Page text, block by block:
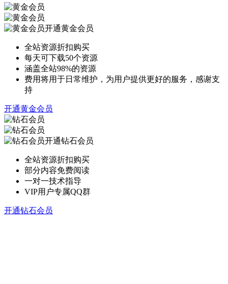
开通黄金会员
全站资源折扣购买
每天可下载50个资源
涵盖全站98%的资源
费用将用于日常维护，为用户提供更好的服务，感谢支
持
开通黄金会员
开通钻石会员
全站资源折扣购买
部分内容免费阅读
一对一技术指导
VIP用户专属QQ群
开通钻石会员